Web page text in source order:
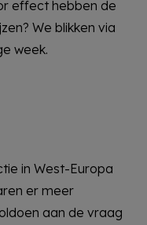
effect hebben de
We blikken via
week.
in West-Europa
er meer
aan de vraag